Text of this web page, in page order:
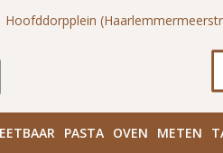
Hoofddorpplein
EETBAAR PASTA OVEN METEN